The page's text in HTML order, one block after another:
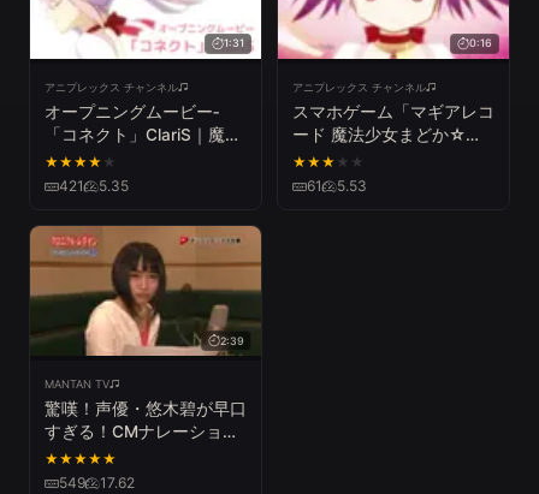
1:31
アニプレックス チャンネル
オープニングムービー‐
「コネクト」ClariS｜魔法
少女まどか☆マギカ「始ま
りの物語／永遠の物語」
★★★★ ★
421 5.35
0:16
アニプレックス チャンネル
スマホゲーム「マギアレコ
ード 魔法少女まどか☆マ
ギカ外伝」15秒CM
★★★ ★ ★
61 5.53
2:39
MANTAN TV
驚嘆！声優・悠木碧が早口
すぎる！CMナレーション
に挑戦「ダッシュエックス
文庫」CMメーキング映像
★★★★★
549 17.62